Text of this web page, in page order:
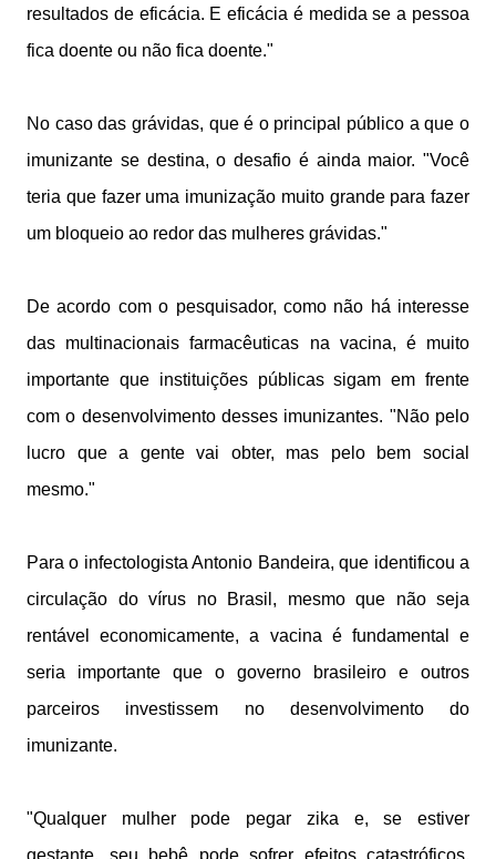
resultados de eficácia. E eficácia é medida se a pessoa
fica doente ou não fica doente."
No caso das grávidas, que é o principal público a que o
imunizante se destina, o desafio é ainda maior. "Você
teria que fazer uma imunização muito grande para fazer
um bloqueio ao redor das mulheres grávidas."
De acordo com o pesquisador, como não há interesse
das multinacionais farmacêuticas na vacina, é muito
importante que instituições públicas sigam em frente
com o desenvolvimento desses imunizantes. "Não pelo
lucro que a gente vai obter, mas pelo bem social
mesmo."
Para o infectologista Antonio Bandeira, que identificou a
circulação do vírus no Brasil, mesmo que não seja
rentável economicamente, a vacina é fundamental e
seria importante que o governo brasileiro e outros
parceiros investissem no desenvolvimento do
imunizante.
"Qualquer mulher pode pegar zika e, se estiver
gestante, seu bebê pode sofrer efeitos catastróficos.